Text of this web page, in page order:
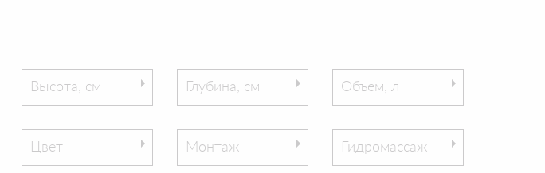
Высота, см Глубина, см Объем, л
Цвет Монтаж Гидромассаж